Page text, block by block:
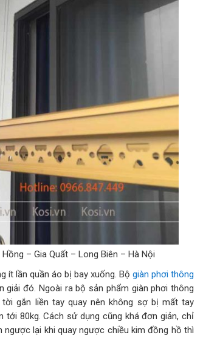
– Gia Quất – Long Biên – Hà Nội
ít lần quần áo bị bay xuống. Bộ giàn phơi thông
đó. Ngoài ra bộ sản phẩm giàn phơi thông
gắn liền tay quay nên không sợ bị mất tay
80kg. Cách sử dụng cũng khá đơn giản, chỉ
lại khi quay ngược chiều kim đồng hồ thì